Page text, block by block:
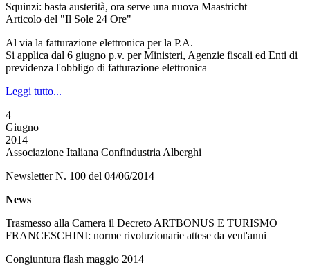
Squinzi: basta austerità, ora serve una nuova Maastricht
Articolo del "Il Sole 24 Ore"
Al via la fatturazione elettronica per la P.A.
Si applica dal 6 giugno p.v. per Ministeri, Agenzie fiscali ed Enti di
previdenza l'obbligo di fatturazione elettronica
Leggi tutto...
4
Giugno
2014
Associazione Italiana Confindustria Alberghi
Newsletter N. 100 del 04/06/2014
News
Trasmesso alla Camera il Decreto ARTBONUS E TURISMO
FRANCESCHINI: norme rivoluzionarie attese da vent'anni
Congiuntura flash maggio 2014